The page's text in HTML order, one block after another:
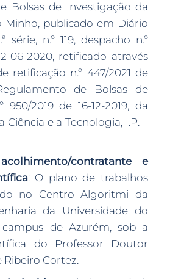
Bolsas de Investigação da
Minho, publicado em Diário
série, n.º 119, despacho n.º
06-2020, retificado através
retificação n.º 447/2021 de
de Bolsas de
950/2019 de 16-12-2019, da
Ciência e a Tecnologia, I.P. –
contratante e
: O plano de trabalhos
no Centro Algoritmi da
da Universidade do
de Azurém, sob a
do Professor Doutor
Ribeiro Cortez.